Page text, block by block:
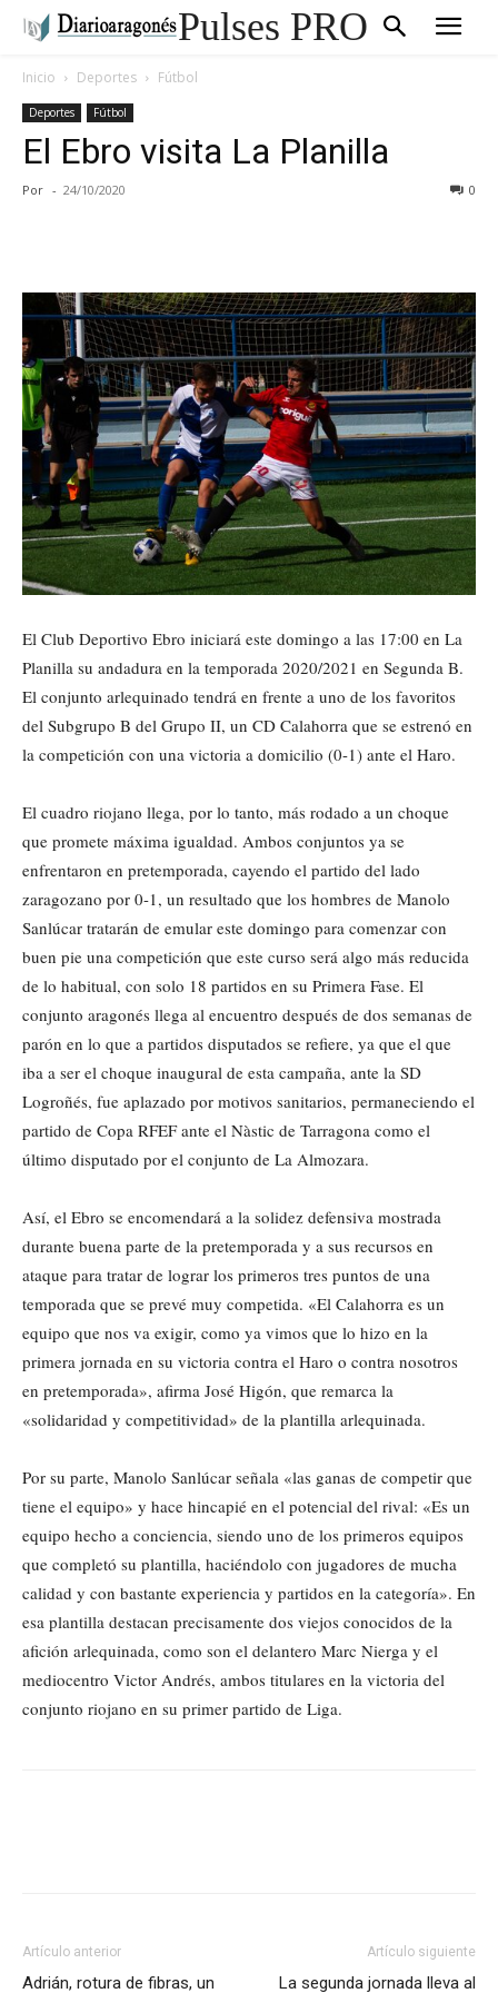
Pulses PRO
Inicio Deportes Fútbol
Deportes Fútbol
El Ebro visita La Planilla
Por - 24/10/2020 0
El Club Deportivo Ebro iniciará este domingo a las 17:00 en La
Planilla su andadura en la temporada 2020/2021 en Segunda B.
El conjunto arlequinado tendrá en frente a uno de los favoritos
del Subgrupo B del Grupo II, un CD Calahorra que se estrenó en
la competición con una victoria a domicilio (0-1) ante el Haro.
El cuadro riojano llega, por lo tanto, más rodado a un choque
que promete máxima igualdad. Ambos conjuntos ya se
enfrentaron en pretemporada, cayendo el partido del lado
zaragozano por 0-1, un resultado que los hombres de Manolo
Sanlúcar tratarán de emular este domingo para comenzar con
buen pie una competición que este curso será algo más reducida
de lo habitual, con solo 18 partidos en su Primera Fase. El
conjunto aragonés llega al encuentro después de dos semanas de
parón en lo que a partidos disputados se refiere, ya que el que
iba a ser el choque inaugural de esta campaña, ante la SD
Logroñés, fue aplazado por motivos sanitarios, permaneciendo el
partido de Copa RFEF ante el Nàstic de Tarragona como el
último disputado por el conjunto de La Almozara.
Así, el Ebro se encomendará a la solidez defensiva mostrada
durante buena parte de la pretemporada y a sus recursos en
ataque para tratar de lograr los primeros tres puntos de una
temporada que se prevé muy competida. «El Calahorra es un
equipo que nos va exigir, como ya vimos que lo hizo en la
primera jornada en su victoria contra el Haro o contra nosotros
en pretemporada», afirma José Higón, que remarca la
«solidaridad y competitividad» de la plantilla arlequinada.
Por su parte, Manolo Sanlúcar señala «las ganas de competir que
tiene el equipo» y hace hincapié en el potencial del rival: «Es un
equipo hecho a conciencia, siendo uno de los primeros equipos
que completó su plantilla, haciéndolo con jugadores de mucha
calidad y con bastante experiencia y partidos en la categoría». En
esa plantilla destacan precisamente dos viejos conocidos de la
afición arlequinada, como son el delantero Marc Nierga y el
mediocentro Victor Andrés, ambos titulares en la victoria del
conjunto riojano en su primer partido de Liga.
Artículo anterior
Adrián, rotura de fibras, un
Artículo siguiente
La segunda jornada lleva al